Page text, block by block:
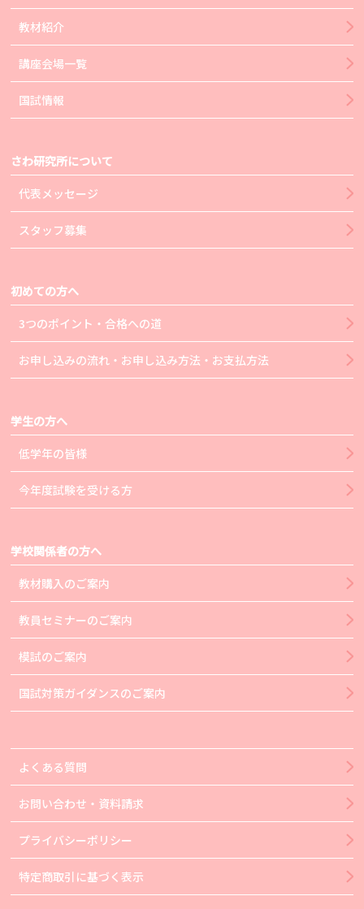
教材紹介
講座会場一覧
国試情報
さわ研究所について
代表メッセージ
スタッフ募集
初めての方へ
3つのポイント・合格への道
お申し込みの流れ・お申し込み方法・お支払方法
学生の方へ
低学年の皆様
今年度試験を受ける方
学校関係者の方へ
教材購入のご案内
教員セミナーのご案内
模試のご案内
国試対策ガイダンスのご案内
よくある質問
お問い合わせ・資料請求
プライバシーポリシー
特定商取引に基づく表示